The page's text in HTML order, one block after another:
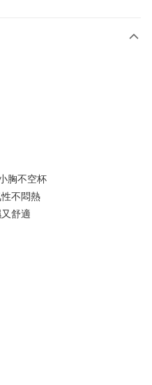
untuk pesanan
untuk pesanan
untuk pesanan
胸不空杯
不悶熱
舒適